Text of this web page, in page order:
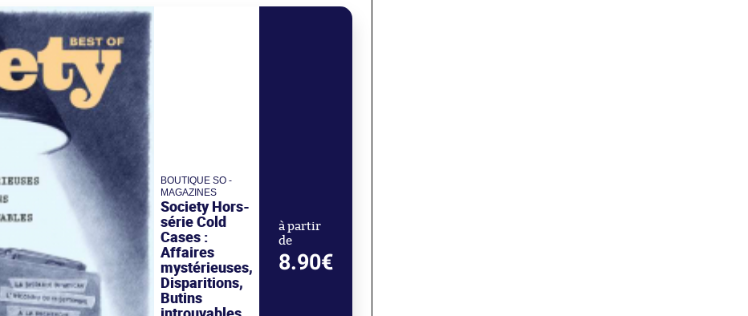
BOUTIQUE SO -
MAGAZINES
Society Hors-
série Cold
Cases :
Affaires
mystérieuses,
Disparitions,
Butins
à partir
de
8.90€